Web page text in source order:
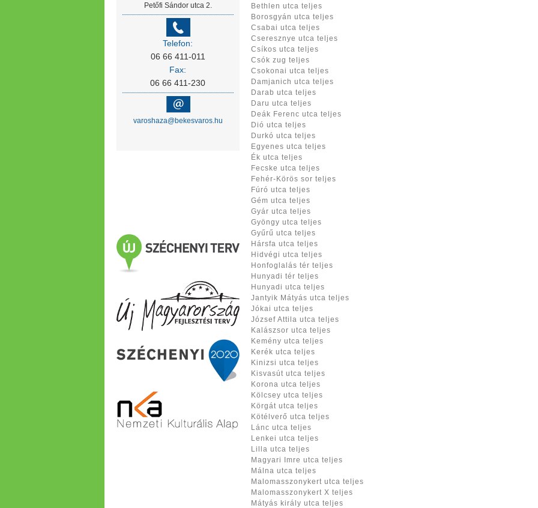
Petőfi Sándor utca 2.
Telefon:
06 66 411-011
Fax:
06 66 411-230
varoshaza@bekesvaros.hu
Bethlen utca teljes
Borosgyán utca teljes
Csabai utca teljes
Cseresznye utca teljes
Csíkos utca teljes
Csók zug teljes
Csokonai utca teljes
Damjanich utca teljes
Darab utca teljes
Daru utca teljes
Deák Ferenc utca teljes
Dió utca teljes
Durkó utca teljes
Egyenes utca teljes
Ék utca teljes
Fecske utca teljes
Fehér-Körös sor teljes
Fúró utca teljes
Gém utca teljes
Gyár utca teljes
Gyöngy utca teljes
Gyűrű utca teljes
Hársfa utca teljes
Hidvégi utca teljes
Honfoglalás tér teljes
Hunyadi tér teljes
Hunyadi utca teljes
Jantyik Mátyás utca teljes
Jókai utca teljes
József Attila utca teljes
Kalászsor utca teljes
Kemény utca teljes
Kerék utca teljes
Kinizsi utca teljes
Kisvasút utca teljes
Korona utca teljes
Kölcsey utca teljes
Körgát utca teljes
Kötélverő utca teljes
Lánc utca teljes
Lenkei utca teljes
Lilla utca teljes
Magyari Imre utca teljes
Málna utca teljes
Malomasszonykert utca teljes
Malomasszonykert X teljes
Mátyás király utca teljes